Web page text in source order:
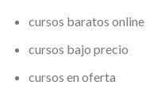
cursos baratos online
cursos bajo precio
cursos en oferta